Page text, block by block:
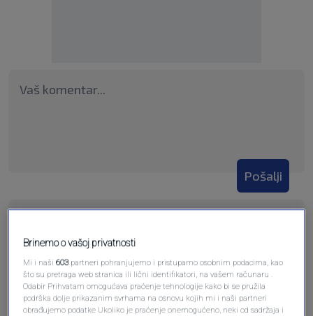
Pošalji
Pošalji komentar
Brinemo o vašoj privatnosti
Mi i naši603 partneri pohranjujemo i pristupamo osobnim podacima, kao
što su pretraga web stranica ili lični identifikatori, na vašem računaru .
Odabir Prihvatam omogućava praćenje tehnologije kako bi se pružila
podrška dolje prikazanim svrhama na osnovu kojih mi i naši partneri
obrađujemo podatke Ukoliko je praćenje onemogućeno, neki od sadržaja i